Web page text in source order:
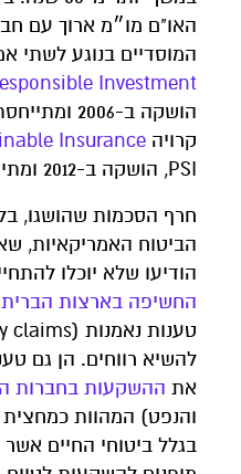
האו"ם מו״מ ארוך עם
המוסדיים בנוגע לשתי
Investment
הושקה ב-
קרויה Insurance
PSI, הושקה ב-2012 ומתייחסת לחברות הביטוח.
חרף הסכמות שהושגו,
הביטוח האמריקאיות,
הודיעו שלא יוכלו
החשיפה בארצות הברית
להשיא רווחים. הן גם
את ההשקעות בחברות
והנפט) המהוות
בגלל ביטוחי החיים אשר